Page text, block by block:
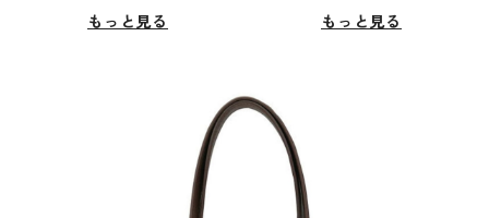
もっと見る
もっと見る